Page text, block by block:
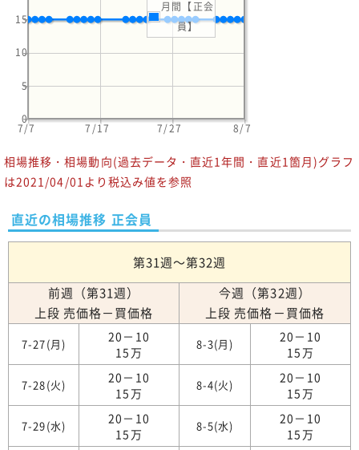
7/7 7/17 7/27 8/7
0
5
10
15
月間【正会
員】
相場推移・相場動向(過去データ・直近1年間・直近1箇月)グラフ
は2021/04/01より税込み値を参照
直近の相場推移 正会員
第31週～第32週
前週（第31週）
上段 売価格－買価格
今週（第32週）
上段 売価格－買価格
7-27(月)
20－10
15万
7-28(火)
20－10
15万
7-29(水)
20－10
15万
8-3(月)
20－10
15万
8-4(火)
20－10
15万
8-5(水)
20－10
15万